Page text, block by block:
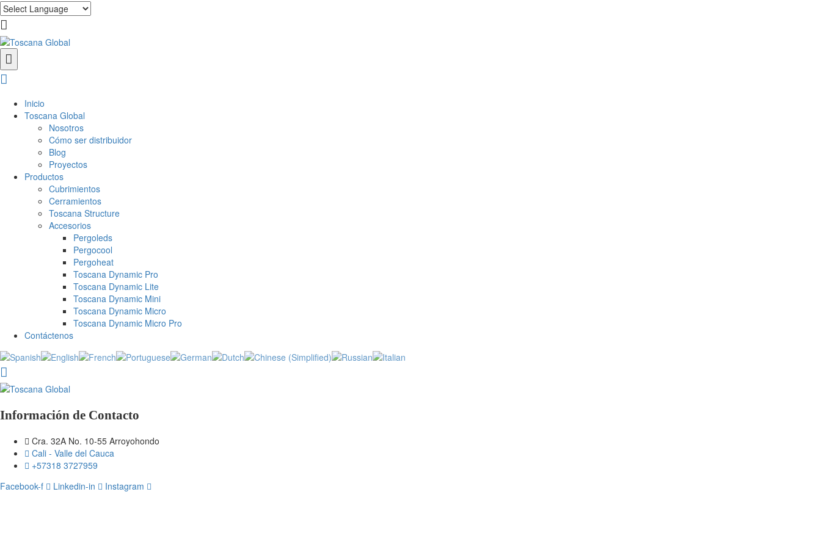
Inicio
Toscana Global
Nosotros
Cómo ser distribuidor
Blog
Proyectos
Productos
Cubrimientos
Cerramientos
Toscana Structure
Accesorios
Pergoleds
Pergocool
Pergoheat
Toscana Dynamic Pro
Toscana Dynamic Lite
Toscana Dynamic Mini
Toscana Dynamic Micro
Toscana Dynamic Micro Pro
Contáctenos
Información de Contacto
Cra. 32A No. 10-55 Arroyohondo
Cali - Valle del Cauca
+57318 3727959
Facebook-f
Linkedin-in Instagram